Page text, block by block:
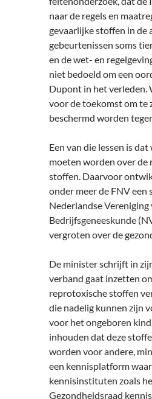
naar de regels en
gevaarlijke stoffen in de
gebeurtenissen soms
en de wet- en
niet bedoeld om een
Dupont in het verleden.
voor de toekomst om te
beschermd worden
Een van die lessen is
moeten worden over de
stoffen. Daarvoor
onder meer de FNV een
Nederlandse
Bedrijfsgeneeskunde
vergroten over de
De minister schrijft in
verband gaat inzetten
reprotoxische stoffen
die nadelig kunnen zijn
voor het ongeboren
inhouden dat deze
worden voor andere,
een kennisplatform
kennisinstituten zoals
Gezondheidsraad